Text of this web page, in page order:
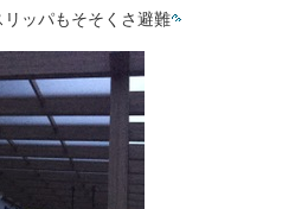
ッパもそそくさ避難